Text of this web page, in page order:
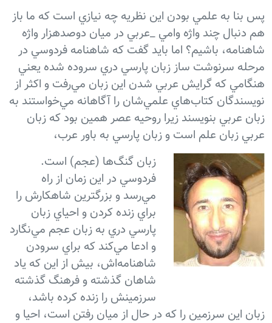
پس بنا به علمي بودن اين نظريه چه نيازي است كه ما باز
هم دنبال چند واژه وامي _عربي در ميان دوصدهزار واژه
شاهنامه، باشيم؟ اما بايد گفت كه شاهنامه فردوسي در
مرحله سرنوشت ساز زبان پارسي دري سروده شده يعني
هنگامي كه گرايش عربي شدن اين زبان مي‌رفت و اكثر از
نويسندگان كتاب‌هاي علمي‌شان را آگاهانه مي‌خواستند به
زبان عربي بنويسند زيرا روحيه عصر همين بود كه زبان
عربي زبان علم است و زبان پارسي به باور عرب،
زبان گنگ‌ها (عجم) است.
فردوسي در اين زمان از راه
مي‌رسد و بزرگترين شاهكارش را
براي زنده كردن و احياي زبان
پارسي دري به زبان عجم مي‌نگارد
و ادعا مي‌كند كه براي سرودن
شاهنامه‌اش، بيش از اين كه ياد
شاهان گذشته و فرهنگ گذشته
سرزمينش را زنده كرده باشد،
زبان اين سرزمين را كه در حال از ميان رفتن است، احيا و